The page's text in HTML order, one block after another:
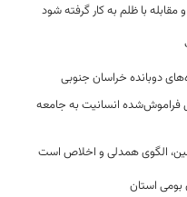
با ظلم به کار گرفته شود
فراموش‌شده انسانیت به جامعه
الگوی همدلی و اخلاص است
بومی استان